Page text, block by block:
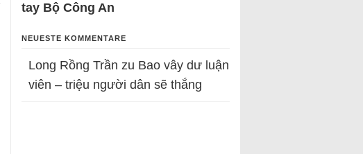
tay Bộ Công An
NEUESTE KOMMENTARE
Long Rồng Trần zu Bao vây dư luận
viên – triệu người dân sẽ thắng